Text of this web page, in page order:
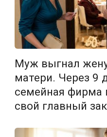
Муж выгнал
матери. Через 9
семейная фирма
свой главный